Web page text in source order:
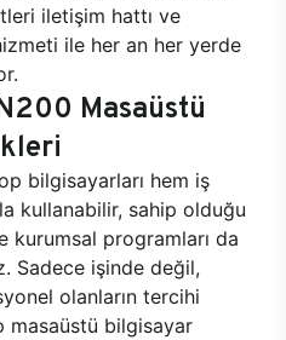
iletişim hattı ve
ile her an her yerde
Masaüstü
bilgisayarları hem iş
kullanabilir, sahip olduğu
programları da
Sadece işinde değil,
olanların tercihi
masaüstü bilgisayar